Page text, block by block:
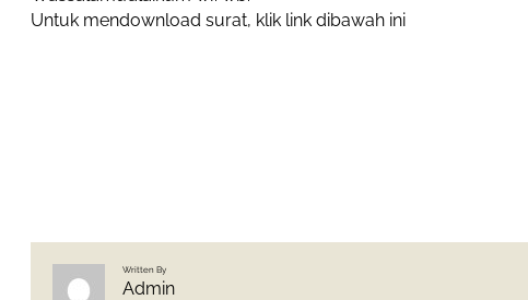
Untuk mendownload surat, klik link dibawah ini
Written By
Admin